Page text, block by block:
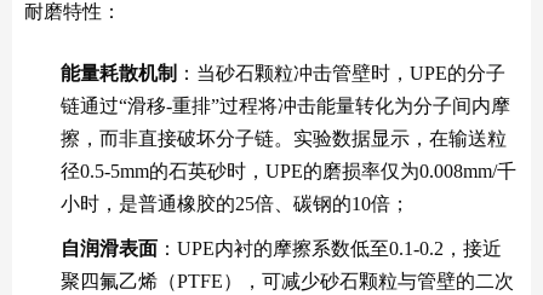
耐磨特性：
能量耗散机制 ：当砂石颗粒冲击管壁时，UPE的分子
链通过“滑移-重排”过程将冲击能量转化为分子间内摩
擦，而非直接破坏分子链。实验数据显示，在输送粒
径0.5-5mm的石英砂时，UPE的磨损率仅为0.008mm/千
小时，是普通橡胶的25倍、碳钢的10倍；
自润滑表面 ：UPE内衬的摩擦系数低至0.1-0.2，接近
聚四氟乙烯（PTFE），可减少砂石颗粒与管壁的二次